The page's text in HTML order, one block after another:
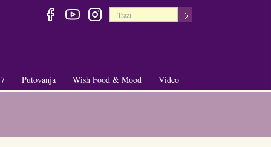
+
Putovanja
+
Wish Food & Mood Video